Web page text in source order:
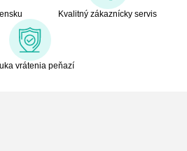
Kvalitný zákaznícky servis
vrátenia peňazí